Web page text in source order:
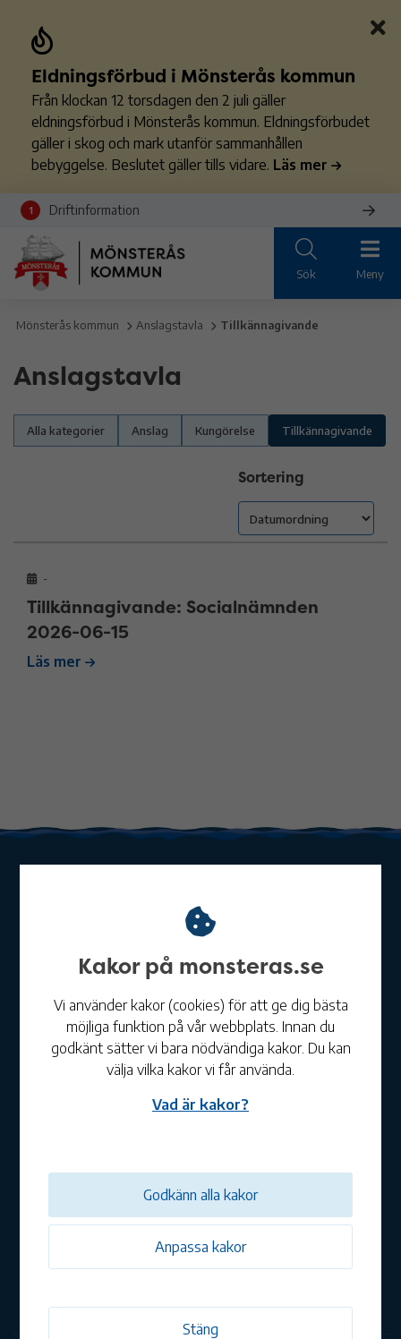
Eldningsförbud i Mönsterås kommun
Från klockan 12 torsdagen den 2 juli gäller
eldningsförbud i Mönsterås kommun. Eldningsförbudet
gäller i skog och mark utanför sammanhållen
bebyggelse. Beslutet gäller tills vidare. Läs mer
1 Driftinformation
Sök Meny
Mönsterås kommun Anslagstavla Tillkännagivande
Anslagstavla
Alla kategorier Anslag Kungörelse Tillkännagivande
Sortering
-
Tillkännagivande: Socialnämnden
2026-06-15
Läs mer
Mönsterås kommun
Telefon:010-353 70 00
E-post: kommun@monsteras.se
Postadress:Mönsterås kommun, Box 54, 383 22
Öppettider
Kakor på monsteras.se
Vi använder kakor (cookies) för att ge dig bästa
möjliga funktion på vår webbplats. Innan du
godkänt sätter vi bara nödvändiga kakor. Du kan
välja vilka kakor vi får använda.
Vad är kakor?
Anpassa kakor
Stäng
Godkänn alla kakor